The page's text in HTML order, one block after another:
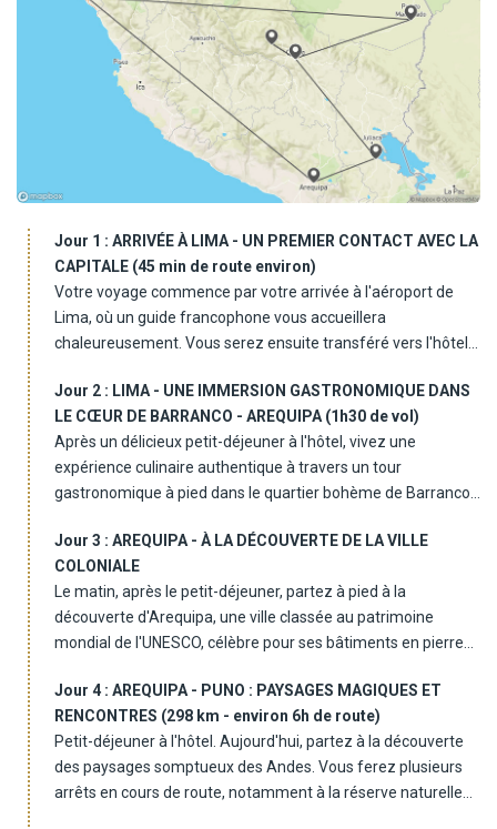
et l'observation de la faune locale. Le voyage se conclut à Lima, où
patrimoine colonial et modernité se mêlent avec harmonie. Un
périple riche en émotions et en découvertes.
Jour 1 : ARRIVÉE À LIMA - UN PREMIER CONTACT AVEC LA
CAPITALE (45 min de route environ)
Votre voyage commence par votre arrivée à l'aéroport de
Lima, où un guide francophone vous accueillera
chaleureusement. Vous serez ensuite transféré vers l'hôtel
l'océan Pacifique. Après vous être installé, prenez le temps
de vous imprégner de l'atmosphère cosmopolite de Lima.
Dîner libre et nuit à l'hôtel.
Jour 2 : LIMA - UNE IMMERSION GASTRONOMIQUE DANS
LE CŒUR DE BARRANCO - AREQUIPA (1h30 de vol)
Après un délicieux petit-déjeuner à l'hôtel, vivez une
expérience culinaire authentique à travers un tour
gastronomique à pied dans le quartier bohème de Barranco.
travers plus de 15 spécialités locales, en visitant des
marchés vivants et en rencontrant des producteurs et
artisans locaux. Apprenez à préparer le fameux ceviche et à
concocter un pisco sour aux côtés des habitants. Au détour
de chaque ruelle, vous vous imprégnerez de l'histoire et des
serez transféré vers l'aéroport pour prendre votre vol à
destination d'Arequipa, "la ville blanche". À votre arrivée,
installation à votre hôtel. Dîner libre et nuit à l'hôtel.
Jour 3 : AREQUIPA - À LA DÉCOUVERTE DE LA VILLE
COLONIALE
Le matin, après le petit-déjeuner, partez à pied à la
découverte d'Arequipa, une ville classée au patrimoine
mondial de l'UNESCO, célèbre pour ses bâtiments en pierre
majestueuse cathédrale (visite extérieure) et plongez dans
l'atmosphère sereine du Couvent Santa Catalina, un
véritable labyrinthe de ruelles colorées. Votre visite se
poursuivra par un arrêt au marché local, où vous dégusterez
des fruits andins méconnus, avant une pause pour un
Jour 4 : AREQUIPA - PUNO : PAYSAGES MAGIQUES ET
RENCONTRES (298 km - environ 6h de route)
Petit-déjeuner à l'hôtel. Aujourd'hui, partez à la découverte
des paysages somptueux des Andes. Vous ferez plusieurs
arrêts en cours de route, notamment à la réserve naturelle